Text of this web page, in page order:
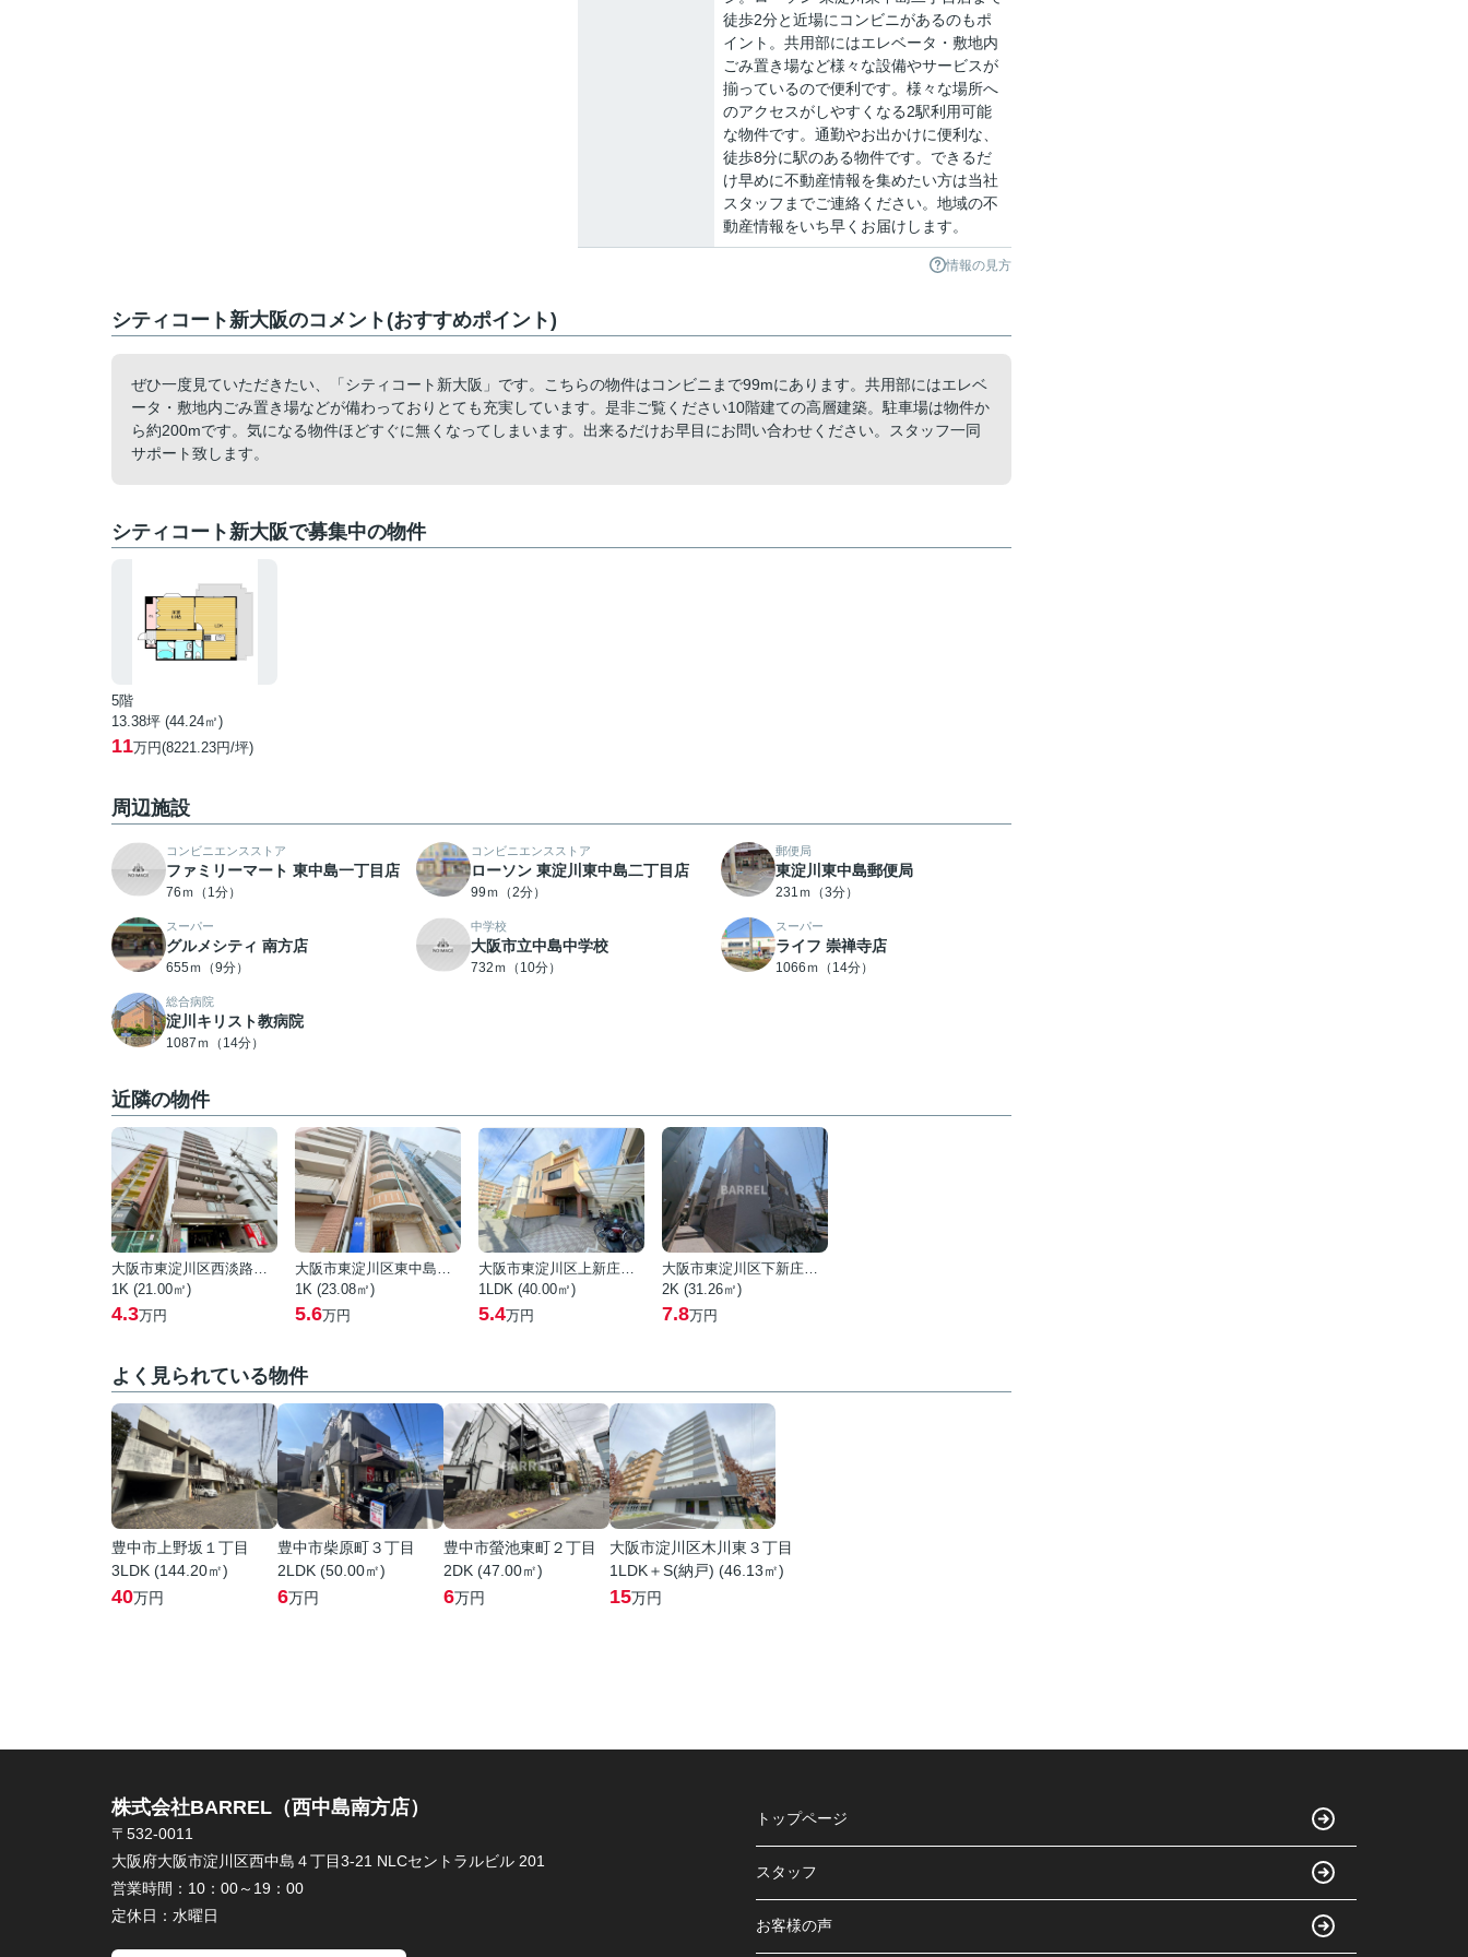
徒歩2分と近場にコンビニがあるのもポ
イント。共用部にはエレベータ・敷地内
ごみ置き場など様々な設備やサービスが
揃っているので便利です。様々な場所へ
のアクセスがしやすくなる2駅利用可能
な物件です。通勤やお出かけに便利な、
徒歩8分に駅のある物件です。できるだ
け早めに不動産情報を集めたい方は当社
スタッフまでご連絡ください。地域の不
動産情報をいち早くお届けします。
情報の見方
シティコート新大阪のコメント(おすすめポイント)
ぜひ一度見ていただきたい、「シティコート新大阪」です。こちらの物件はコンビニまで99mにあります。共用部にはエレベ
ータ・敷地内ごみ置き場などが備わっておりとても充実しています。是非ご覧ください10階建ての高層建築。駐車場は物件か
ら約200mです。気になる物件ほどすぐに無くなってしまいます。出来るだけお早目にお問い合わせください。スタッフ一同
サポート致します。
シティコート新大阪で募集中の物件
5階
13.38坪 (44.24㎡)
11万円(8221.23円/坪)
周辺施設
コンビニエンスストア
ファミリーマート 東中島一丁目店
76ｍ（1分）
コンビニエンスストア
ローソン 東淀川東中島二丁目店
99ｍ（2分）
郵便局
東淀川東中島郵便局
231ｍ（3分）
スーパー
グルメシティ 南方店
655ｍ（9分）
中学校
大阪市立中島中学校
732ｍ（10分）
スーパー
ライフ 崇禅寺店
1066ｍ（14分）
総合病院
淀川キリスト教病院
1087ｍ（14分）
近隣の物件
大阪市東淀川区西淡路１丁目
1K (21.00㎡)
4.3万円
大阪市東淀川区東中島２丁目
1K (23.08㎡)
5.6万円
大阪市東淀川区上新庄１丁目
1LDK (40.00㎡)
5.4万円
大阪市東淀川区下新庄５丁目
2K (31.26㎡)
7.8万円
よく見られている物件
豊中市上野坂１丁目
3LDK (144.20㎡)
40万円
豊中市柴原町３丁目
2LDK (50.00㎡)
6万円
豊中市螢池東町２丁目
2DK (47.00㎡)
6万円
大阪市淀川区木川東３丁目
1LDK＋S(納戸) (46.13㎡)
15万円
株式会社BARREL（西中島南方店）
〒532-0011
大阪府大阪市淀川区西中島４丁目3-21 NLCセントラルビル 201
営業時間： 10：00～19：00
定休日： 水曜日
トップページ
スタッフ
お客様の声